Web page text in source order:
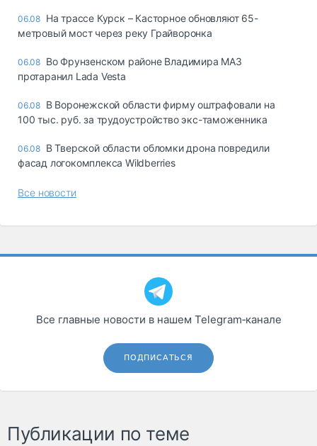
06.08 На трассе Курск – Касторное обновляют 65-
метровый мост через реку Грайворонка
06.08 Во Фрунзенском районе Владимира МАЗ
протаранил Lada Vesta
06.08 В Воронежской области фирму оштрафовали на
100 тыс. руб. за трудоустройство экс-таможенника
06.08 В Тверской области обломки дрона повредили
фасад логокомплекса Wildberries
Все новости
Все главные новости в нашем Telegram‑канале
ПОДПИСАТЬСЯ
Публикации по теме